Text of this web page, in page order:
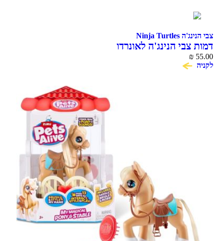
צבי הנינג'ה Ninja Turtles
דמות צבי הנינג'ה לאונרדו
₪ 55.00
לקניה